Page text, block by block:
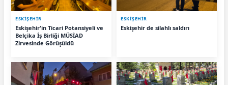
ESKIŞEHIR
Eskişehir'in Ticari Potansiyeli ve
Belçika İş Birliği MÜSİAD
Zirvesinde Görüşüldü
ESKIŞEHIR
Eskişehir de silahlı saldırı